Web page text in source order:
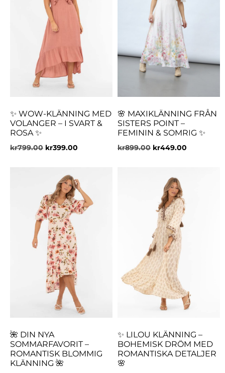
✨ WOW-KLÄNNING MED
VOLANGER – I SVART &
ROSA ✨
kr799.00 kr399.00
🌸 MAXIKLÄNNING FRÅN
SISTERS POINT –
FEMININ & SOMRIG ✨
kr899.00 kr449.00
🌺 DIN NYA
SOMMARFAVORIT –
ROMANTISK BLOMMIG
KLÄNNING 🌺
✨ LILOU KLÄNNING –
BOHEMISK DRÖM MED
ROMANTISKA DETALJER
🌸